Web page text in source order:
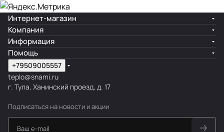
Интернет-магазин
Компания
Информация
Помощь
+79509005557
teplo@snami.ru
г. Тула, Ханинский проезд, д. 17
Подписаться на новости и акции